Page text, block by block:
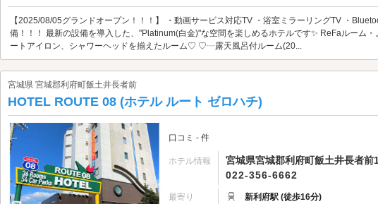
【2025/08/05グランドオープン！！！】 ・動画サービス対応TV ・浴室ミラーリングTV ・
備！！！ 最新の設備を導入した、"Platinum(白金)"な空間を楽しめるホテルです✨ ReFaルーム
ートアイロン、シャワーヘッドを揃えたルーム♡ ♡┈露天風呂付ルーム(20...
宮城県 宮城郡利府町飯土井長者前
HOTEL ROUTE 08 (ホテル ルート ゼロハチ)
口コミ - 件
ホテル情報
宮城県宮城郡利府町飯土井長者前
022-356-6662
最寄り
新利府駅 (徒歩16分)